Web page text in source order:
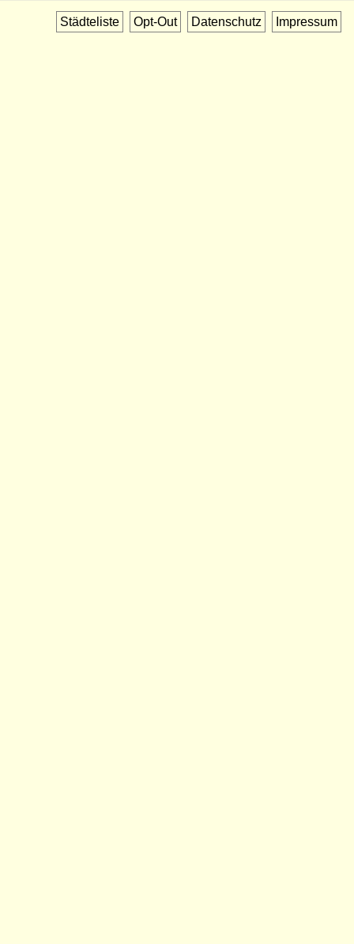
Städteliste Opt-Out Datenschutz Impressum